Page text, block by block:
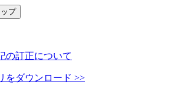
プ
の訂正について
をダウンロード >>